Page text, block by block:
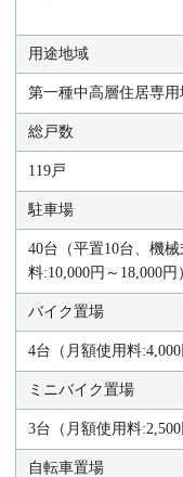
用途地域
第一種中高層住居専
総戸数
119戸
駐車場
40台（平置10台、機
料:10,000円～18,000円）
バイク置場
4台（月額使用料:4,000
ミニバイク置場
3台（月額使用料:2,500
自転車置場